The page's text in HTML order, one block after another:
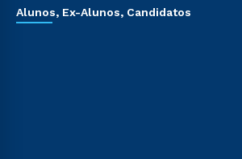
Alunos, Ex-Alunos, Candidatos